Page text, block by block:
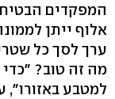
המפקדים
אלוף ייתן
ערך לסך כל
מה זה טוב? "כדי
למטבע באזורו",